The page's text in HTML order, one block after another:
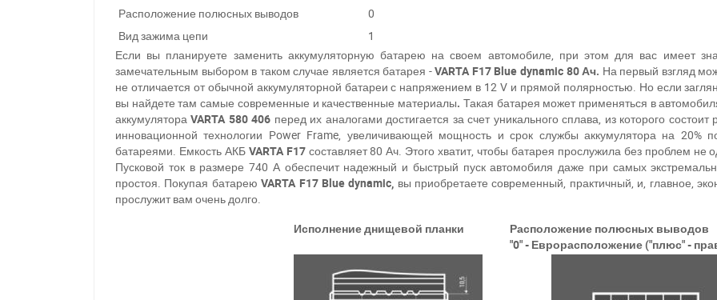
Расположение полюсных выводов
0
Вид зажима цепи
1
Если вы планируете заменить аккумуляторную батарею на своем автомобиле, при этом для вас имеет
замечательным выбором в таком случае является батарея -VARTA F17 Blue dynamic 80 Ач. На первый взгляд
не отличается от обычной аккумуляторной батареи с напряжением в 12V и прямой полярностью. Но если
вы найдете там самые современные и качественные материалы. Такая батарея может применяться в
аккумулятораVARTA 580 406 перед их аналогами достигается за счет уникального сплава, из которого
инновационной технологии Power Frame, увеличивающей мощность и срок службы аккумулятора на
батареями. Емкость АКБ VARTA F17 составляет80 Ач. Этого хватит, чтобы батарея прослужила без проблем не
Пусковой ток в размере 740 А обеспечит надежный и быстрый пуск автомобиля даже при самых
простоя. Покупая батареюVARTA F17 Blue dynamic, вы приобретаете современный, практичный, и, главное,
прослужит вам очень долго.
Исполнение днищевой планки
Расположение полюсных выводов
"0" - Еврорасположение ("плюс" -